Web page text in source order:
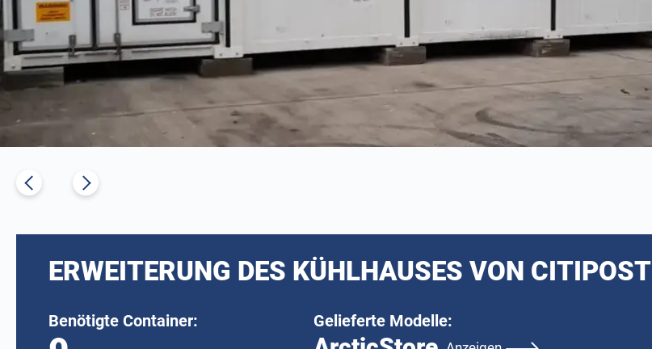
ERWEITERUNG DES KÜHLHAUSES VON CITIPOST
Benötigte Container: Gelieferte Modelle: